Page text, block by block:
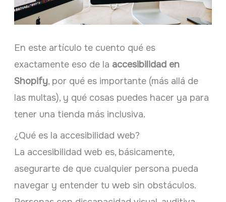
En este artículo te cuento qué es
exactamente eso de la accesibilidad en
Shopify, por qué es importante (más allá de
las multas), y qué cosas puedes hacer ya para
tener una tienda más inclusiva.
¿Qué es la accesibilidad web?
La accesibilidad web es, básicamente,
asegurarte de que cualquier persona pueda
navegar y entender tu web sin obstáculos.